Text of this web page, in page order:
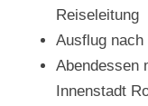
Reiseleitung
Ausflug nach
Abendessen
Innenstadt